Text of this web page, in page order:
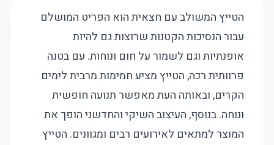
הטייץ המשולב עם חצאית הוא הפריט המושלם
עבור הנסיכות הקטנות שרוצות גם להיות
אופנתיות וגם לשמור על חום ונוחות. עם בטנה
פרוותית רכה, הטייץ מציע חמימות מרבית לימים
הקרים, ובאותה העת מאפשר תנועה חופשית
ונוחה. בנוסף, העיצוב השיקי והחדשני הופך את
המוצר למתאים לאירועים רבים ומגוונים. הטייץ